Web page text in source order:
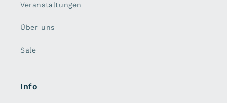
Veranstaltungen
Über uns
Sale
Info